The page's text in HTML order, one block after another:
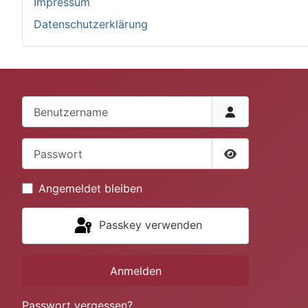
Datenschutzerklärung
Passwort
Angemeldet bleiben
Passkey verwenden
Anmelden